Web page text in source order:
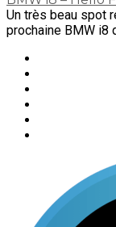
Un très beau spot
prochaine BMW i8